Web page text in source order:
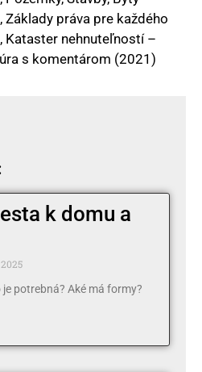
Základy práva pre každého
Kataster nehnuteľností –
s komentárom (2021)
k domu a
potrebná? Aké má formy?